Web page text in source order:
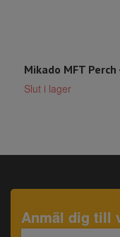
Mikado MFT
Slut i lager
Anmäl dig till